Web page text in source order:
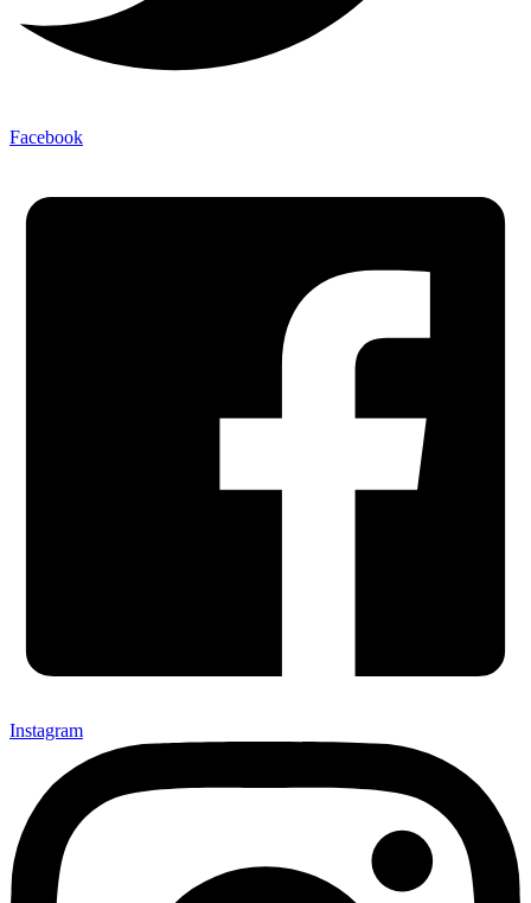
Facebook
Instagram